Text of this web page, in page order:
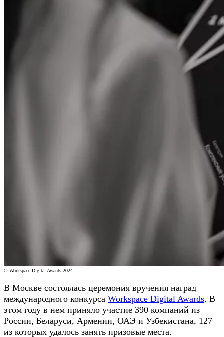
© Workspace Digital Awards-2024
В Москве состоялась церемония вручения наград
международного конкурса Workspace Digital Awards. В
этом году в нем приняло участие 390 компаний из
России, Беларуси, Армении, ОАЭ и Узбекистана, 127
из которых удалось занять призовые места.